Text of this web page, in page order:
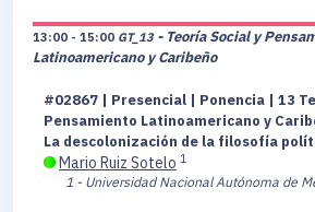
13:00 - 15:00 GT_13 - Teoría Social y
Latinoamericano y Caribeño
#02867 | Presencial | Ponencia | 13
Pensamiento Latinoamericano y
La descolonización de la filosofía
Mario Ruiz Sotelo 1
1 - Universidad Nacional Autónoma de